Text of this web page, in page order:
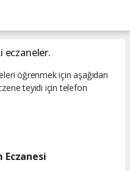
eczaneler.
öğrenmek için aşağıdan
teyidi için telefon
Eczanesi